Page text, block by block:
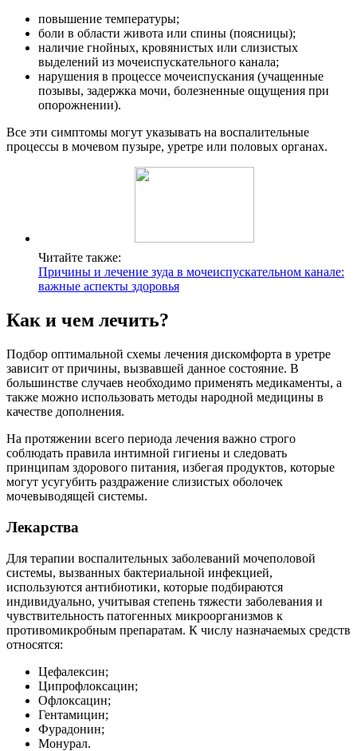
повышение температуры;
боли в области живота или спины (поясницы);
наличие гнойных, кровянистых или слизистых
выделений из мочеиспускательного канала;
нарушения в процессе мочеиспускания (учащенные
позывы, задержка мочи, болезненные ощущения при
опорожнении).
Все эти симптомы могут указывать на воспалительные
процессы в мочевом пузыре, уретре или половых органах.
Читайте также:
Причины и лечение зуда в мочеиспускательном канале:
важные аспекты здоровья
Как и чем лечить?
Подбор оптимальной схемы лечения дискомфорта в уретре
зависит от причины, вызвавшей данное состояние. В
большинстве случаев необходимо применять медикаменты, а
также можно использовать методы народной медицины в
качестве дополнения.
На протяжении всего периода лечения важно строго
соблюдать правила интимной гигиены и следовать
принципам здорового питания, избегая продуктов, которые
могут усугубить раздражение слизистых оболочек
мочевыводящей системы.
Лекарства
Для терапии воспалительных заболеваний мочеполовой
системы, вызванных бактериальной инфекцией,
используются антибиотики, которые подбираются
индивидуально, учитывая степень тяжести заболевания и
чувствительность патогенных микроорганизмов к
противомикробным препаратам. К числу назначаемых средств
относятся:
Цефалексин;
Ципрофлоксацин;
Офлоксацин;
Гентамицин;
Фурадонин;
Монурал.